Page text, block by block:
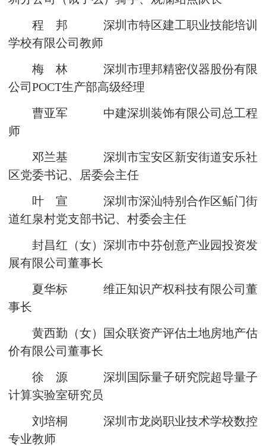
程 邦 深圳市特区建工职业技能培训
学校有限公司教师
梅 林 深圳市理邦精密仪器股份有限
公司POCT生产部高级经理
曹亚军 中建深圳装饰有限公司总工程
师
邓兰基 深圳市宝安区新安街道安乐社
区党委书记、居委会主任
叶 宣 深圳市深汕特别合作区鲘门街
道红泉村党支部书记、村委会主任
封昌红（女）深圳市中芬创意产业园投资发
展有限公司董事长
夏华标 维正知识产权科技有限公司董
事长
黄西勤（女）国众联资产评估土地房地产估
价有限公司董事长
徐 源 深圳国际量子研究院超导量子
计算实验室研究员
刘培桐 深圳市龙岗职业技术学校数控
专业教师